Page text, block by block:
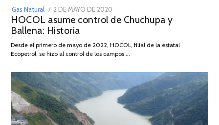
Gas Natural
POSTED
ON
2 DE MAYO DE 2020
DE
2026
HOCOL asume control de Chuchupa y
Ballena: Historia
Desde el primero de mayo de 2022, HOCOL, filial de la estatal
Ecopetrol, se hizo al control de los campos …